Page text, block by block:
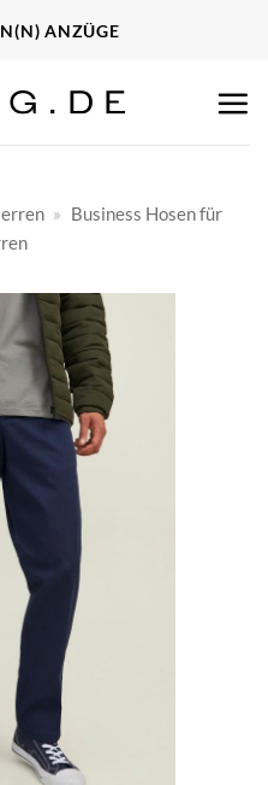
ANZÜGE
» Business Hosen für